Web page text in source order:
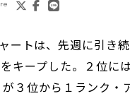
ートは、先週に引き
キープした。２位に
３位から１ランク・